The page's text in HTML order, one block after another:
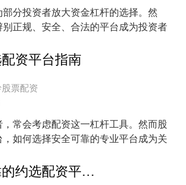
分投资者放大资金杠杆的选择。然
正规、安全、合法的平台成为投资者
资平台指南
票配资
常会考虑配资这一杠杆工具。然而股
如何选择安全可靠的专业平台成为关
炒股配资网站推荐：安全可靠的约选配资平台指南